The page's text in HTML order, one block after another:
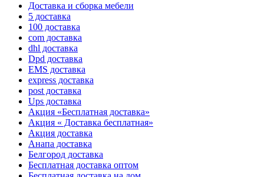
Доставка и сборка мебели
5 доставка
100 доставка
com доставка
dhl доставка
Dpd доставка
EMS доставка
express доставка
post доставка
Ups доставка
Акция «Бесплатная доставка»
Акция « Доставка бесплатная»
Акция доставка
Анапа доставка
Белгород доставка
Бесплатная доставка оптом